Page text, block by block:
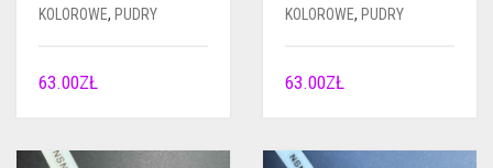
KOLOROWE, PUDRY
63.00ZŁ
KOLOROWE, PUDRY
63.00ZŁ